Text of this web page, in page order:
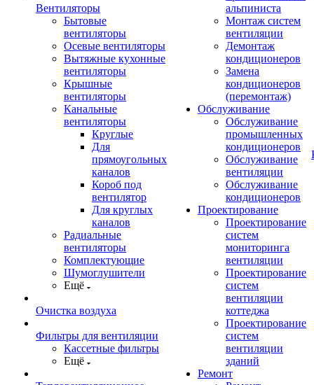
Вентиляторы
Бытовые
вентиляторы
Осевые вентиляторы
Вытяжные кухонные
вентиляторы
Крышные
вентиляторы
Канальные
вентиляторы
Круглые
Для
прямоугольных
каналов
Короб под
вентилятор
Для круглых
каналов
Радиальные
вентиляторы
Комплектующие
Шумоглушители
Ещё
Очистка воздуха
Фильтры для вентиляции
Кассетные фильтры
Ещё
альпиниста
Монтаж систем
вентиляции
Демонтаж
кондиционеров
Замена
кондиционеров
(перемонтаж)
Обслуживание
Обслуживание
промышленных
кондиционеров
Обслуживание
вентиляции
Обслуживание
кондиционеров
Проектирование
Проектирование
систем
мониторинга
вентиляции
Проектирование
систем
вентиляции
коттеджа
Проектирование
систем
вентиляции
зданий
Ремонт